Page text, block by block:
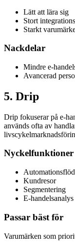
Lätt att lära sig
Stort
Starkt
Nackdelar
Mindre e-
Avancerad
5. Drip
Drip fokuserar på e-
används ofta av
Nyckelfunktioner
Kundresor
Segmentering
E-handelsanalys
Passar bäst för
Varumärken som